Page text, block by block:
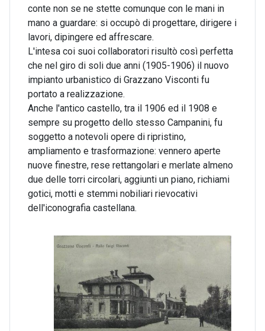
conte non se ne stette comunque con le mani in
mano a guardare: si occupò di progettare, dirigere i
lavori, dipingere ed affrescare.
L'intesa coi suoi collaboratori risultò così perfetta
che nel giro di soli due anni (1905-1906) il nuovo
impianto urbanistico di Grazzano Visconti fu
portato a realizzazione.
Anche l'antico castello, tra il 1906 ed il 1908 e
sempre su progetto dello stesso Campanini, fu
soggetto a notevoli opere di ripristino,
ampliamento e trasformazione: vennero aperte
nuove finestre, rese rettangolari e merlate almeno
due delle torri circolari, aggiunti un piano, richiami
gotici, motti e stemmi nobiliari rievocativi
dell'iconografia castellana.